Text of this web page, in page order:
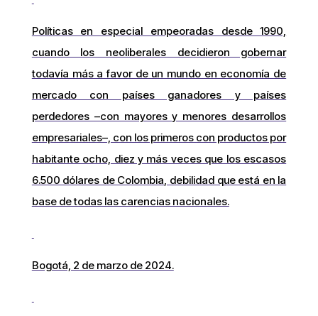
Políticas en especial empeoradas desde 1990,
cuando los neoliberales decidieron gobernar
todavía más a favor de un mundo en economía de
mercado con países ganadores y países
perdedores –con mayores y menores desarrollos
empresariales–, con los primeros con productos por
habitante ocho, diez y más veces que los escasos
6.500 dólares de Colombia, debilidad que está en la
base de todas las carencias nacionales.
Bogotá, 2 de marzo de 2024.